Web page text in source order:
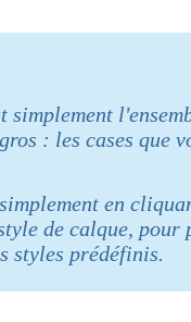
simplement
: les cases que
en
de calque,
styles prédéfinis.